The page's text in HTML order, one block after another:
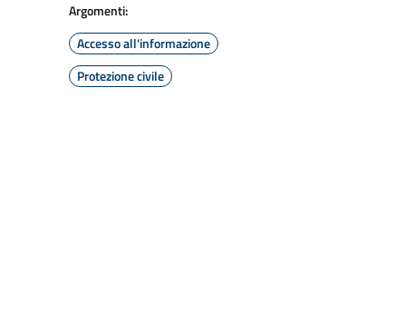
Argomenti:
Accesso all'informazione
Protezione civile